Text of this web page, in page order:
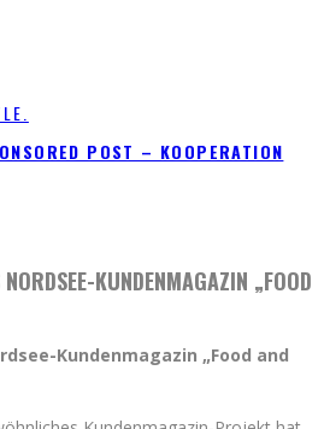
POST – KOOPERATION
KUNDENMAGAZIN „FOOD
Kundenmagazin „Food and